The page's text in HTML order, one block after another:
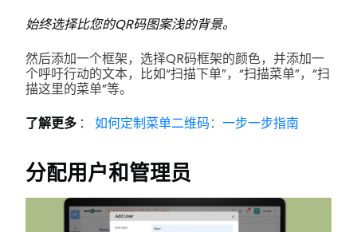
始终选择比您的QR码图案浅的背景。
然后添加一个框架，选择QR码框架的颜色，并添加一
个呼吁行动的文本，比如“扫描下单”，“扫描菜单”，“扫
描这里的菜单”等。
了解更多 ： 如何定制菜单二维码：一步一步指南
分配用户和管理员